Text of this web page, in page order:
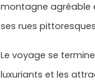
montagne agréable
ses rues
Le voyage se
luxuriants et les